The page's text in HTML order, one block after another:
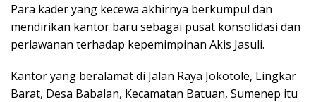
Para kader yang kecewa akhirnya berkumpul dan
mendirikan kantor baru sebagai pusat konsolidasi dan
perlawanan terhadap kepemimpinan Akis Jasuli.
Kantor yang beralamat di Jalan Raya Jokotole, Lingkar
Barat, Desa Babalan, Kecamatan Batuan, Sumenep itu